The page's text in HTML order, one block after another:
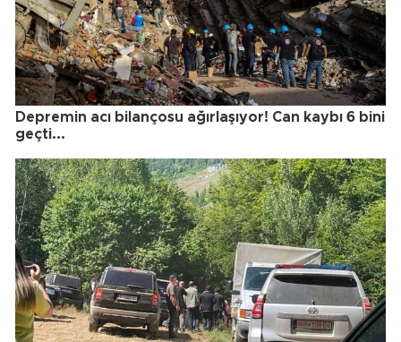
Depremin acı bilançosu ağırlaşıyor! Can kaybı 6 bini
geçti...